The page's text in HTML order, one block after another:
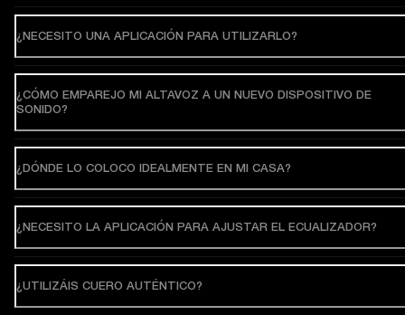
¿NECESITO UNA APLICACIÓN PARA UTILIZARLO?
¿CÓMO EMPAREJO MI ALTAVOZ A UN NUEVO DISPOSITIVO DE
SONIDO?
¿DÓNDE LO COLOCO IDEALMENTE EN MI CASA?
¿NECESITO LA APLICACIÓN PARA AJUSTAR EL ECUALIZADOR?
¿UTILIZÁIS CUERO AUTÉNTICO?